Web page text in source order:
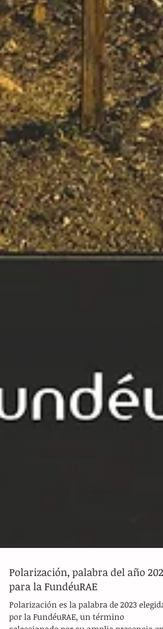
Polarización, palabra del año 2023
para la FundéuRAE
Polarización es la palabra de 2023 elegida